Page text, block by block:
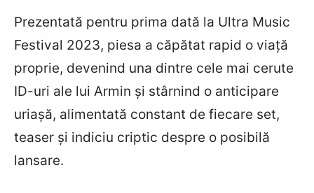
Prezentată pentru prima dată la Ultra Music
Festival 2023, piesa a căpătat rapid o viață
proprie, devenind una dintre cele mai cerute
ID-uri ale lui Armin și stârnind o anticipare
uriașă, alimentată constant de fiecare set,
teaser și indiciu criptic despre o posibilă
lansare.